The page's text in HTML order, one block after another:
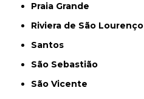
Praia Grande
Riviera de São Lourenço
Santos
São Sebastião
São Vicente